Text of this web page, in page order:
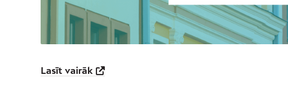
Lasīt vairāk